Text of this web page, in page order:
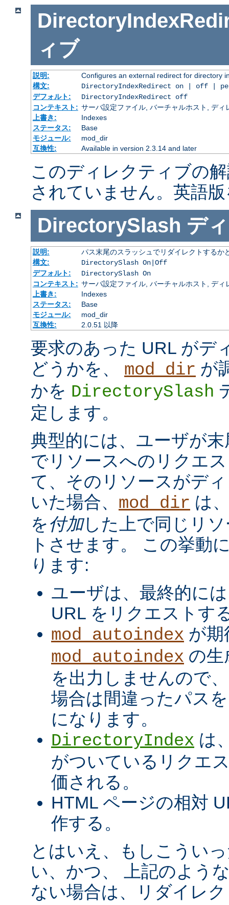
ィブ
説明:
Configures an external redirect for directory
構文:
DirectoryIndexRedirect on | off |
デフォルト:
DirectoryIndexRedirect off
コンテキスト: サーバ設定ファイル, バーチャルホスト, ディ
上書き:
Indexes
ステータス:
Base
モジュール:
mod_dir
互換性:
Available in version 2.3.14 and later
このディレクティブの
されていません。英語
DirectorySlash デ
説明:
パス末尾のスラッシュでリダイレクトするか
構文:
DirectorySlash On|Off
デフォルト:
DirectorySlash On
コンテキスト: サーバ設定ファイル, バーチャルホスト, ディ
上書き:
Indexes
ステータス:
Base
モジュール:
mod_dir
互換性:
2.0.51 以降
要求のあった URL がデ
どうかを、 mod_dir が
かを DirectorySlash
定します。
典型的には、ユーザが
でリソースへのリクエ
て、そのリソースがデ
いた場合、 mod_dir は
を付加した上で同じリ
トさせます。 この挙動
ります:
ユーザは、最終的に
URL をリクエストす
mod_autoindex が期
mod_autoindex の生
を出力しませんので
場合は間違ったパス
になります。
DirectoryIndex は
がついているリクエ
価される。
HTML ページの相対
作する。
とはいえ、もしこうい
い、かつ、 上記のよう
ない場合は、リダイレ